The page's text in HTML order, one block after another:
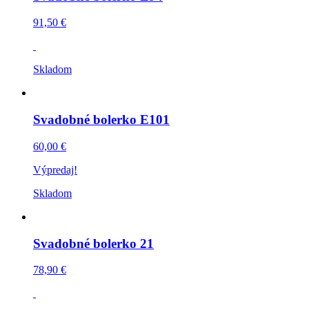
91,50 €
Skladom
Svadobné bolerko E101
60,00 €
Výpredaj!
Skladom
Svadobné bolerko 21
78,90 €